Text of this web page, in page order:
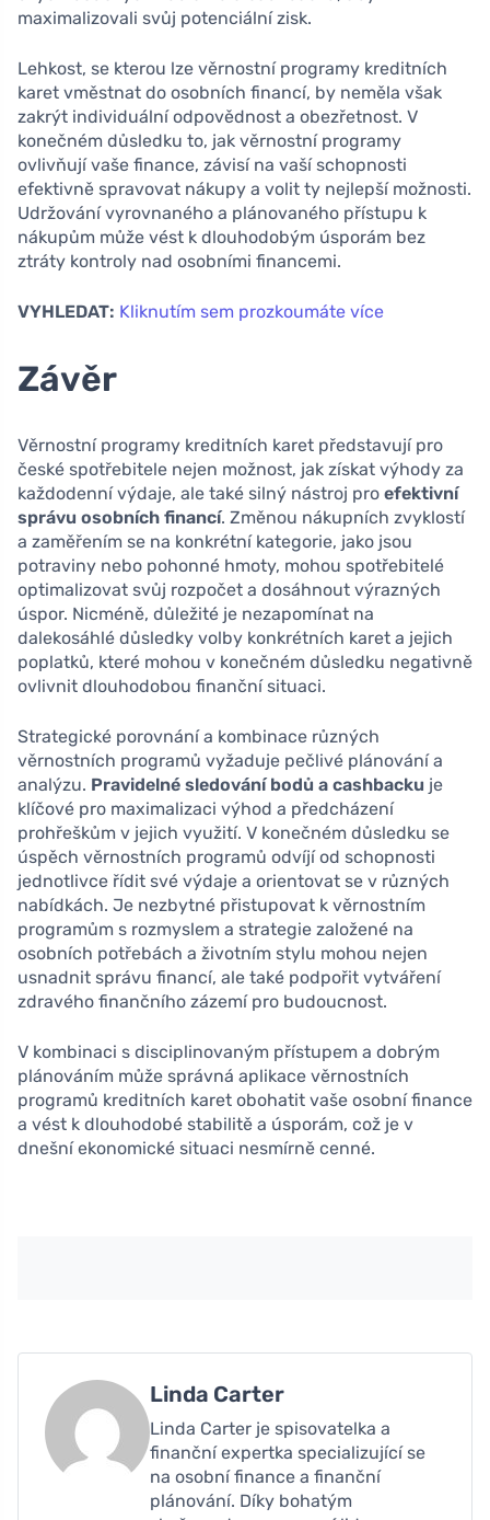
maximalizovali svůj potenciální zisk.
Lehkost, se kterou lze věrnostní programy kreditních
karet vměstnat do osobních financí, by neměla však
zakrýt individuální odpovědnost a obezřetnost. V
konečném důsledku to, jak věrnostní programy
ovlivňují vaše finance, závisí na vaší schopnosti
efektivně spravovat nákupy a volit ty nejlepší možnosti.
Udržování vyrovnaného a plánovaného přístupu k
nákupům může vést k dlouhodobým úsporám bez
ztráty kontroly nad osobními financemi.
VYHLEDAT: Kliknutím sem prozkoumáte více
Závěr
Věrnostní programy kreditních karet představují pro
české spotřebitele nejen možnost, jak získat výhody za
každodenní výdaje, ale také silný nástroj pro efektivní
správu osobních financí. Změnou nákupních zvyklostí
a zaměřením se na konkrétní kategorie, jako jsou
potraviny nebo pohonné hmoty, mohou spotřebitelé
optimalizovat svůj rozpočet a dosáhnout výrazných
úspor. Nicméně, důležité je nezapomínat na
dalekosáhlé důsledky volby konkrétních karet a jejich
poplatků, které mohou v konečném důsledku negativně
ovlivnit dlouhodobou finanční situaci.
Strategické porovnání a kombinace různých
věrnostních programů vyžaduje pečlivé plánování a
analýzu. Pravidelné sledování bodů a cashbacku je
klíčové pro maximalizaci výhod a předcházení
prohřeškům v jejich využití. V konečném důsledku se
úspěch věrnostních programů odvíjí od schopnosti
jednotlivce řídit své výdaje a orientovat se v různých
nabídkách. Je nezbytné přistupovat k věrnostním
programům s rozmyslem a strategie založené na
osobních potřebách a životním stylu mohou nejen
usnadnit správu financí, ale také podpořit vytváření
zdravého finančního zázemí pro budoucnost.
V kombinaci s disciplinovaným přístupem a dobrým
plánováním může správná aplikace věrnostních
programů kreditních karet obohatit vaše osobní finance
a vést k dlouhodobé stabilitě a úsporám, což je v
dnešní ekonomické situaci nesmírně cenné.
Linda Carter
Linda Carter je spisovatelka a
finanční expertka specializující se
na osobní finance a finanční
plánování. Díky bohatým